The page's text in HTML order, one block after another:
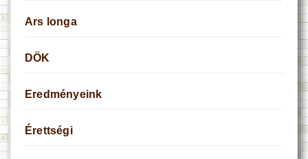
Ars longa
DÖK
Eredményeink
Érettségi